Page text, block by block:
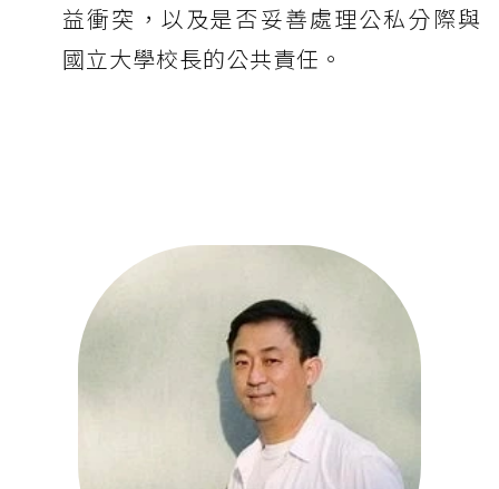
益衝突，以及是否妥善處理公私分際與
國立大學校長的公共責任。